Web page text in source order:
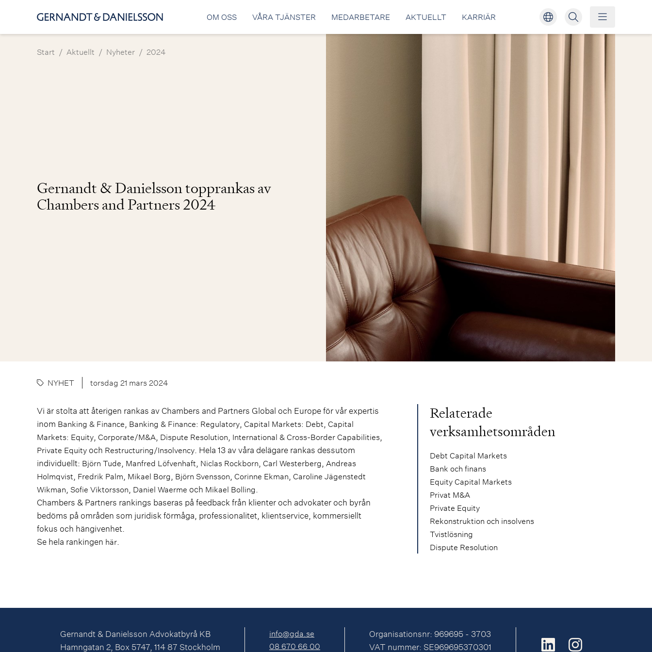
OM OSS VÅRA TJÄNSTER MEDARBETARE AKTUELLT KARRIÄR
Start / Aktuellt / Nyheter / 2024
Gernandt & Danielsson topprankas av
Chambers and Partners 2024
NYHET torsdag 21 mars 2024
Vi är stolta att återigen rankas av Chambers and Partners Global och Europe för vår expertis
inom Banking & Finance, Banking & Finance: Regulatory, Capital Markets: Debt, Capital
Markets: Equity, Corporate/M&A, Dispute Resolution, International & Cross-Border Capabilities,
Private Equity och Restructuring/Insolvency. Hela 13 av våra delägare rankas dessutom
individuellt: Björn Tude, Manfred Löfvenhaft, Niclas Rockborn, Carl Westerberg, Andreas
Holmqvist, Fredrik Palm, Mikael Borg, Björn Svensson, Corinne Ekman, Caroline Jägenstedt
Wikman, Sofie Viktorsson, Daniel Waerme och Mikael Bolling.
Chambers & Partners rankings baseras på feedback från klienter och advokater och byrån
bedöms på områden som juridisk förmåga, professionalitet, klientservice, kommersiellt
fokus och hängivenhet.
Se hela rankingen här.
Relaterade
verksamhetsområden
Debt Capital Markets
Bank och finans
Equity Capital Markets
Privat M&A
Private Equity
Rekonstruktion och insolvens
Tvistlösning
Dispute Resolution
Gernandt & Danielsson Advokatbyrå KB
Hamngatan 2, Box 5747, 114 87 Stockholm
info@gda.se
08 670 66 00
Organisationsnr: 969695 - 3703
VAT nummer: SE969695370301